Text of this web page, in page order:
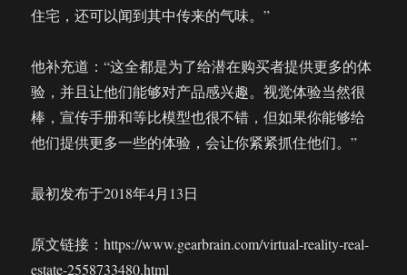
住宅，还可以闻到其中传来的气味。”
他补充道：“这全都是为了给潜在购买者提供更多的体
验，并且让他们能够对产品感兴趣。视觉体验当然很
棒，宣传手册和等比模型也很不错，但如果你能够给
他们提供更多一些的体验，会让你紧紧抓住他们。”
最初发布于2018年4月13日
原文链接：https://www.gearbrain.com/virtual-reality-real-
estate-2558733480.html